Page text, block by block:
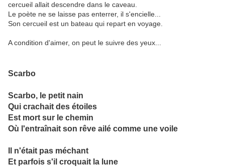
cercueil allait descendre dans le caveau.
Le poète ne se laisse pas enterrer, il s'encielle...
Son cercueil est un bateau qui repart en voyage.
A condition d'aimer, on peut le suivre des yeux...
Scarbo
Scarbo, le petit nain
Qui crachait des étoiles
Est mort sur le chemin
Où l'entraînait son rêve ailé comme une voile
Il n'était pas méchant
Et parfois s'il croquait la lune